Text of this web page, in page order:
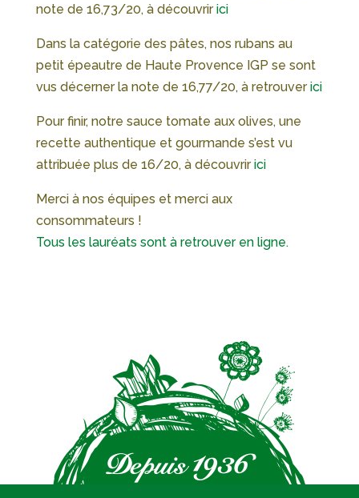
note de 16,73/20, à découvririci
Dans la catégorie des pâtes, nos rubans au
petit épeautre de Haute Provence IGP se sont
vus décerner la note de 16,77/20, à retrouverici
Pour finir, notre sauce tomate aux olives, une
recette authentique et gourmande s’est vu
attribuée plus de 16/20, à découvririci
Merci à nos équipes et merci aux
consommateurs !
Tous les lauréats sont à retrouver en ligne.